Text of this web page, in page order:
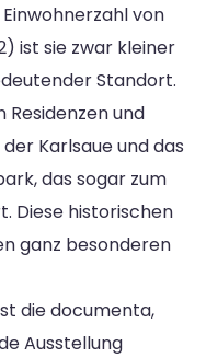
von
ist sie zwar kleiner
Standort.
Residenzen und
Karlsaue und das
das sogar zum
Diese historischen
ganz besonderen
die documenta,
Ausstellung